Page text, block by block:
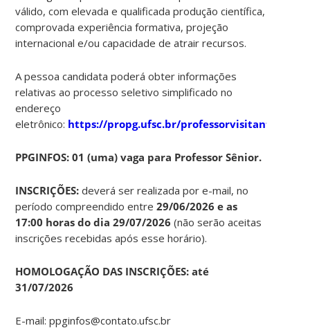
válido, com elevada e qualificada produção científica,
comprovada experiência formativa, projeção
internacional e/ou capacidade de atrair recursos.
A pessoa candidata poderá obter informações
relativas ao processo seletivo simplificado no
endereço
eletrônico: https://propg.ufsc.br/professorvisitante/
PPGINFOS: 01 (uma) vaga para Professor Sênior.
INSCRIÇÕES: deverá ser realizada por e-mail, no
período compreendido entre29/06/2026 e as
17:00 horas do dia 29/07/2026 (não serão aceitas
inscrições recebidas após esse horário).
HOMOLOGAÇÃO DAS INSCRIÇÕES: até
31/07/2026
E-mail: ppginfos@contato.ufsc.br